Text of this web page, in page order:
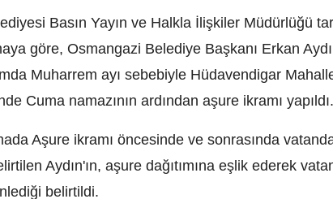
Basın Yayın ve Halkla İlişkiler Müdürlüğü
göre, Osmangazi Belediye Başkanı Erkan
Muharrem ayı sebebiyle Hüdavendigar
Cuma namazının ardından aşure ikramı yapıldı.
Aşure ikramı öncesinde ve sonrasında
Aydın'ın, aşure dağıtımına eşlik ederek
belirtildi.